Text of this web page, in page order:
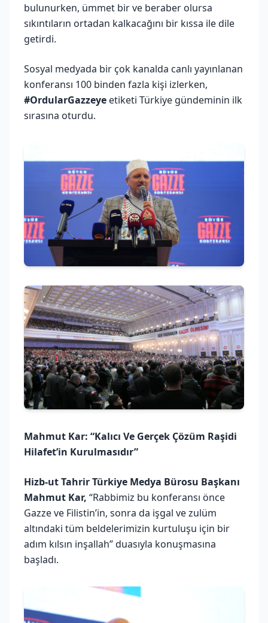
bulunurken, ümmet bir ve beraber olursa
sıkıntıların ortadan kalkacağını bir kıssa ile dile
getirdi.
Sosyal medyada bir çok kanalda canlı yayınlanan
konferansı 100 binden fazla kişi izlerken,
#OrdularGazzeye etiketi Türkiye gündeminin ilk
sırasına oturdu.
Mahmut Kar: “Kalıcı Ve Gerçek Çözüm Raşidi
Hilafet’in Kurulmasıdır”
Hizb-ut Tahrir Türkiye Medya Bürosu Başkanı
Mahmut Kar, “Rabbimiz bu konferansı önce
Gazze ve Filistin’in, sonra da işgal ve zulüm
altındaki tüm beldelerimizin kurtuluşu için bir
adım kılsın inşallah” duasıyla konuşmasına
başladı.